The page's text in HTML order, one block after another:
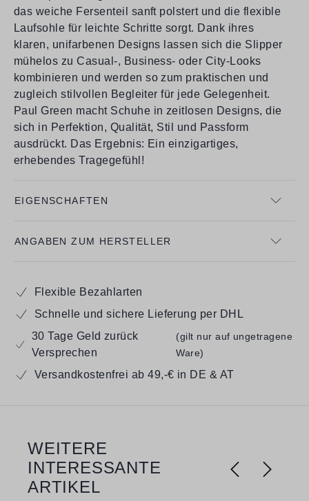
das weiche Fersenteil sanft polstert und die flexible
Laufsohle für leichte Schritte sorgt. Dank ihres
klaren, unifarbenen Designs lassen sich die Slipper
mühelos zu Casual-, Business- oder City-Looks
kombinieren und werden so zum praktischen und
zugleich stilvollen Begleiter für jede Gelegenheit.
Paul Green macht Schuhe in zeitlosen Designs, die
sich in Perfektion, Qualität, Stil und Passform
ausdrückt. Das Ergebnis: Ein einzigartiges,
erhebendes Tragegefühl!
EIGENSCHAFTEN
ANGABEN ZUM HERSTELLER
Flexible Bezahlarten
Schnelle und sichere Lieferung per DHL
30 Tage Geld zurück
Versprechen
(gilt nur auf ungetragene
Ware)
Versandkostenfrei ab 49,-€ in DE & AT
Produktgalerie überspringen
WEITERE
INTERESSANTE
ARTIKEL